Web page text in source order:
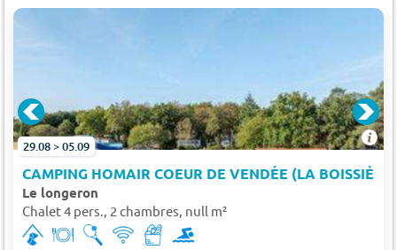
29.08 > 05.09
CAMPING HOMAIR COEUR DE VENDÉE (LA
Le longeron
Chalet 4 pers., 2 chambres, null m²